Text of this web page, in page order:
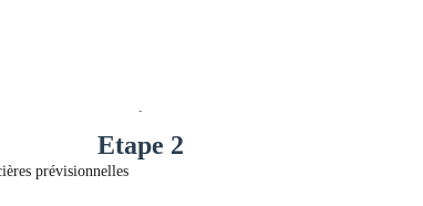
.
Etape 2
prévisionnelles